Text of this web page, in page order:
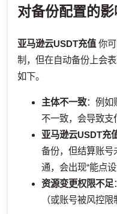
对备份配置的影
亚马逊云USDT充值 你
制，但在自动备份上会
如下。
主体不一致：例如
不一致，会导致支
亚马逊云USDT充
备份，但结算账号
通，会出现“能点
资源变更权限不足
（或账号被风控